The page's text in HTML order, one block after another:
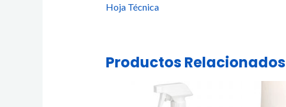
Hoja Técnica
Productos Relacionados